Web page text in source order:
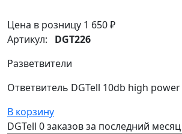
Цена в розницу 1 650 ₽
Артикул: DGT226
Разветвители
Ответвитель DGTell 10db high power
В корзину
DGTell 0 заказовза последний месяц